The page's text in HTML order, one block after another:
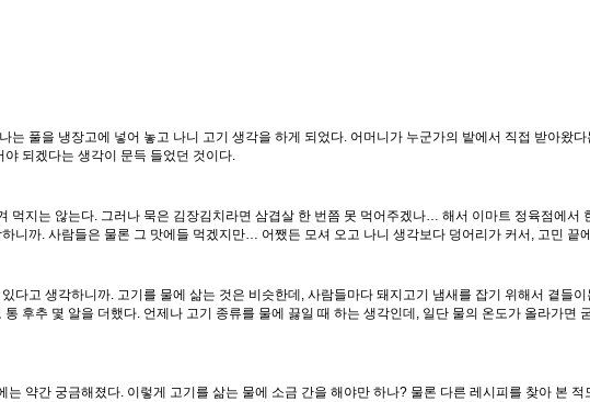
는 풀을 냉장고에 넣어 놓고 나니 고기 생각을 하게 되었다. 어머니가 누군가의 밭에서 직접 받아왔
되겠다는 생각이 문득 들었던 것이다.
먹지는 않는다. 그러나 묵은 김장김치라면 삼겹살 한 번쯤 못 먹어주겠나… 해서 이마트 정육점에
니까. 사람들은 물론 그 맛에들 먹겠지만… 어쨌든 모셔 오고 나니 생각보다 덩어리가 커서, 고민
다고 생각하니까. 고기를 물에 삶는 것은 비슷한데, 사람들마다 돼지고기 냄새를 잡기 위해서 곁
후추 몇 알을 더했다. 언제나 고기 종류를 물에 끓일 때 하는 생각인데, 일단 물의 온도가 올라가
약간 궁금해졌다. 이렇게 고기를 삶는 물에 소금 간을 해야만 하나? 물론 다른 레시피를 찾아 본